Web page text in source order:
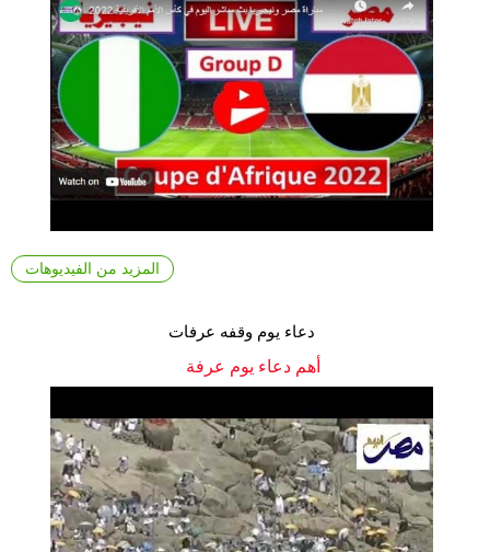
المزيد من الفيديوهات
دعاء يوم وقفه عرفات
أهم دعاء يوم عرفة